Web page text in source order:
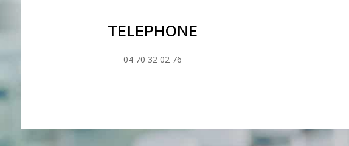
TELEPHONE
04 70 32 02 76